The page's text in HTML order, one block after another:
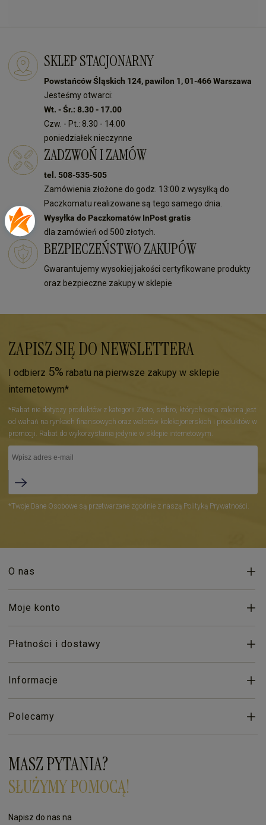
SKLEP STACJONARNY
Powstańców Śląskich 124, pawilon 1, 01-466 Warszawa
Jesteśmy otwarci:
Wt. - Śr.: 8.30 - 17.00
Czw. - Pt.: 8.30 - 14.00
poniedziałek nieczynne
ZADZWOŃ I ZAMÓW
tel. 508-535-505
Zamówienia złożone do godz. 13:00 z wysyłką do
Paczkomatu realizowane są tego samego dnia.
Wysyłka do Paczkomatów InPost gratis
dla zamówień od 500 złotych.
BEZPIECZEŃSTWO ZAKUPÓW
Gwarantujemy wysokiej jakości certyfikowane produkty
oraz bezpieczne zakupy w sklepie
ZAPISZ SIĘ DO NEWSLETTERA
I odbierz 5% rabatu na pierwsze zakupy w sklepie
internetowym*
*Rabat nie dotyczy produktów z kategorii Złoto, srebro, których cena zależna jest
od wahań na rynkach finansowych oraz walorów kolekcjonerskich i produktów w
promocji. Rabat do wykorzystania jedynie w sklepie internetowym.
*Twoje Dane Osobowe są przetwarzane zgodnie z naszą Polityką Prywatności.
O nas
Moje konto
Płatności i dostawy
Informacje
Polecamy
MASZ PYTANIA?
SŁUŻYMY POMOCĄ!
Napisz do nas na